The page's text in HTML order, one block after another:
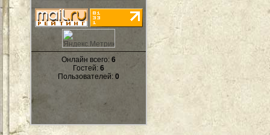
Онлайн всего: 6
Гостей: 6
Пользователей: 0